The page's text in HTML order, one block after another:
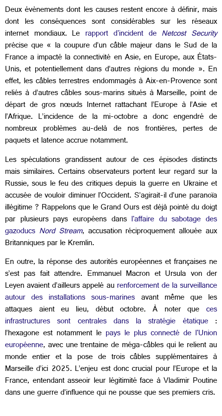
Deux évènements dont les causes restent encore à définir, mais
dont les conséquences sont considérables sur les réseaux
internet mondiaux. Le rapport d'incident de Netcost Security
précise que « la coupure d’un câble majeur dans le Sud de la
France a impacté la connectivité en Asie, en Europe, aux États-
Unis, et potentiellement dans d’autres régions du monde ». En
effet, les câbles terrestres endommagés à Aix-en-Provence sont
reliés à d’autres câbles sous-marins situés à Marseille, point de
départ de gros nœuds Internet rattachant l’Europe à l’Asie et
l’Afrique. L’incidence de la mi-octobre a donc engendré de
nombreux problèmes au-delà de nos frontières, pertes de
paquets et latence accrue notamment.
Les spéculations grandissent autour de ces épisodes distincts
mais similaires. Certains observateurs portent leur regard sur la
Russie, sous le feu des critiques depuis la guerre en Ukraine et
accusée de vouloir diminuer l’Occident. S’agirait-il d’une paranoïa
illégitime ? Rappelons que le Grand Ours est déjà pointé du doigt
par plusieurs pays européens dans l'affaire du sabotage des
gazoducs Nord Stream, accusation réciproquement allouée aux
Britanniques par le Kremlin.
En outre, la réponse des autorités européennes et françaises ne
s’est pas fait attendre. Emmanuel Macron et Ursula von der
Leyen avaient d’ailleurs appelé aurenforcement de la surveillance
autour des installations sous-marines avant même que les
attaques aient eu lieu, début octobre. À noter que ces
infrastructures sont centrales dans la stratégie étatique:
l’hexagone est notamment le pays le plus connecté de l'Union
européenne, avec une trentaine de méga-câbles qui le relient au
monde entier et la pose de trois câbles supplémentaires à
Marseille d’ici 2025. L’enjeu est donc crucial pour l’Europe et la
France, entendant asseoir leur légitimité face à Vladimir Poutine
dans une guerre d’influence qui ne pousse que ses premiers cris.